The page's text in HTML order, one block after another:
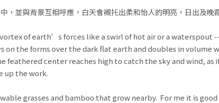
，並與背景互相呼應，白天會襯托出柔和怡人的明亮，日出及晚
vortex of earth’s forces like a swirl of hot air or a waterspout
on the forms over the dark flat earth and doubles in volume
feathered center reaches high to catch the sky and wind,
up the work.
grasses and bamboo that grow nearby. For me it is